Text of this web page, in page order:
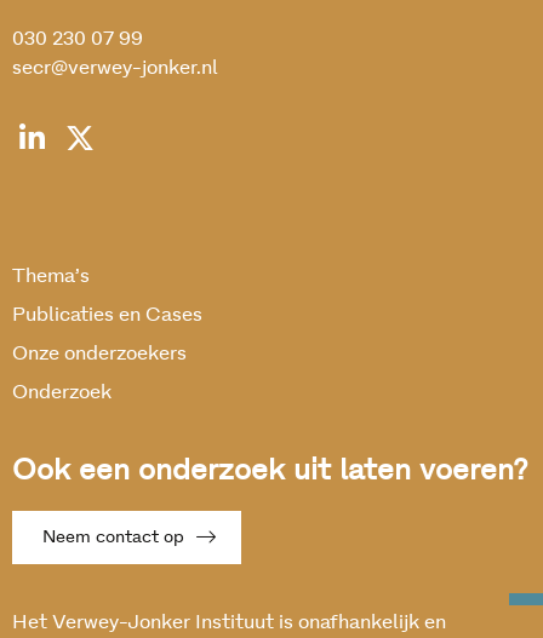
030 230 07 99
secr@verwey-jonker.nl
Thema’s
Publicaties en Cases
Onze onderzoekers
Onderzoek
Ook een onderzoek uit laten voeren?
Neem contact op
Het Verwey-Jonker Instituut is onafhankelijk en